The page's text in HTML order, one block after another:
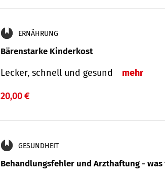
ERNÄHRUNG
Bärenstarke Kinderkost
Lecker, schnell und gesund mehr
20,00 €
GESUNDHEIT
Behandlungsfehler und Arzthaftung - was